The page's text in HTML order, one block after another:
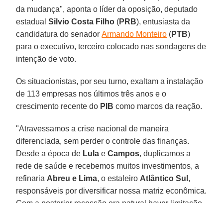
da mudança", aponta o líder da oposição, deputado
estadual Silvio Costa Filho (PRB), entusiasta da
candidatura do senador Armando Monteiro (PTB)
para o executivo, terceiro colocado nas sondagens de
intenção de voto.
Os situacionistas, por seu turno, exaltam a instalação
de 113 empresas nos últimos três anos e o
crescimento recente do PIB como marcos da reação.
"Atravessamos a crise nacional de maneira
diferenciada, sem perder o controle das finanças.
Desde a época de Lula eCampos, duplicamos a
rede de saúde e recebemos muitos investimentos, a
refinaria Abreu e Lima, o estaleiro Atlântico Sul ,
responsáveis por diversificar nossa matriz econômica.